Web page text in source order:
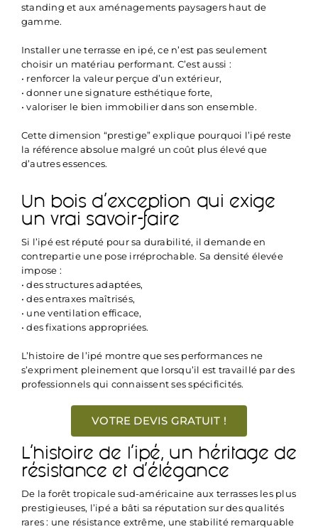
standing et aux aménagements paysagers haut de
gamme.
Installer une terrasse en ipé, ce n’est pas seulement
choisir un matériau performant. C’est aussi :
• renforcer la valeur perçue d’un extérieur,
• donner une signature esthétique forte,
• valoriser le bien immobilier dans son ensemble.
Cette dimension “prestige” explique pourquoi l’ipé reste
la référence absolue malgré un coût plus élevé que
d’autres essences.
Un bois d’exception qui exige
un vrai savoir-faire
Si l’ipé est réputé pour sa durabilité, il demande en
contrepartie une pose irréprochable. Sa densité élevée
impose :
• des structures adaptées,
• des entraxes maîtrisés,
• une ventilation efficace,
• des fixations appropriées.
L’histoire de l’ipé montre que ses performances ne
s’expriment pleinement que lorsqu’il est travaillé par des
professionnels qui connaissent ses spécificités.
VOTRE DEVIS GRATUIT !
L’histoire de l’ipé, un héritage de
résistance et d’élégance
De la forêt tropicale sud-américaine aux terrasses les plus
prestigieuses, l’ipé a bâti sa réputation sur des qualités
rares : une résistance extrême, une stabilité remarquable